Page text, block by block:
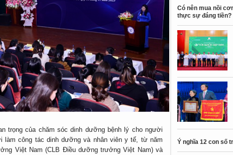
trọng của chăm sóc dinh dưỡng bệnh lý cho người
làm công tác dinh dưỡng và nhân viên y tế, từ năm
Việt Nam (CLB Điều dưỡng trưởng Việt Nam) và
Có nên mua nồi
thực sự đáng tiền?
Ý nghĩa 12 con số